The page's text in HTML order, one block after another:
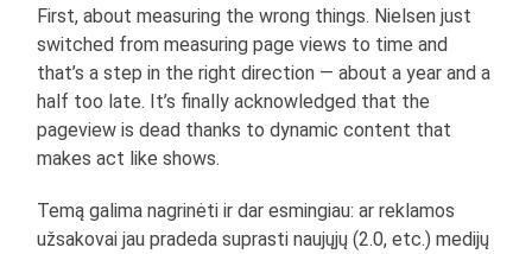
First, about measuring the wrong things. Nielsen just
switched from measuring page views to time and
that’s a step in the right direction — about a year and a
half too late. It’s finally acknowledged that the
pageview is dead thanks to dynamic content that
makes act like shows.
Temą galima nagrinėti ir dar esmingiau: ar reklamos
užsakovai jau pradeda suprasti naujųjų (2.0, etc.) medijų